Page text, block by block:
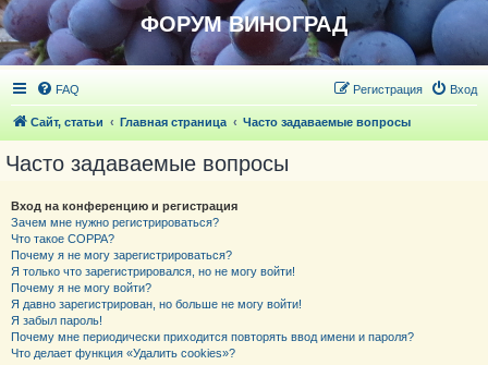
ФОРУМ ВИНОГРАД
FAQ Вход
Регистрация
Сайт, статьи Главная страница Часто задаваемые вопросы
Часто задаваемые вопросы
Вход на конференцию и регистрация
Зачем мне нужно регистрироваться?
Что такое COPPA?
Почему я не могу зарегистрироваться?
Я только что зарегистрировался, но не могу войти!
Почему я не могу войти?
Я давно зарегистрирован, но больше не могу войти!
Я забыл пароль!
Почему мне периодически приходится повторять ввод имени и пароля?
Что делает функция «Удалить cookies»?